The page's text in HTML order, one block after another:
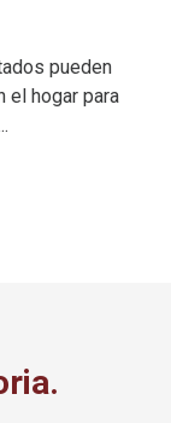
pueden
el hogar para